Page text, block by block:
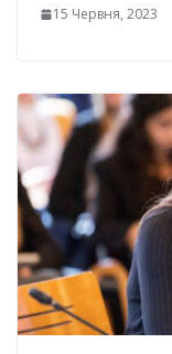
15 Червня, 2023